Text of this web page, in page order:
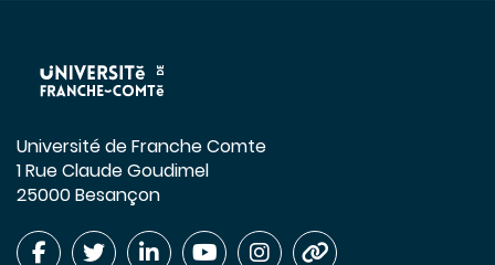
Université de Franche Comte
1 Rue Claude Goudimel
25000 Besançon